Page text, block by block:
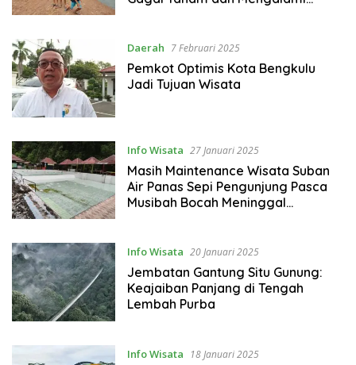
Daerah 7 Februari 2025
Pemkot Optimis Kota Bengkulu
Jadi Tujuan Wisata
Info Wisata 27 Januari 2025
Masih Maintenance Wisata Suban
Air Panas Sepi Pengunjung Pasca
Musibah Bocah Meninggal
Info Wisata 20 Januari 2025
Jembatan Gantung Situ Gunung:
Keajaiban Panjang di Tengah
Lembah Purba
Info Wisata 18 Januari 2025